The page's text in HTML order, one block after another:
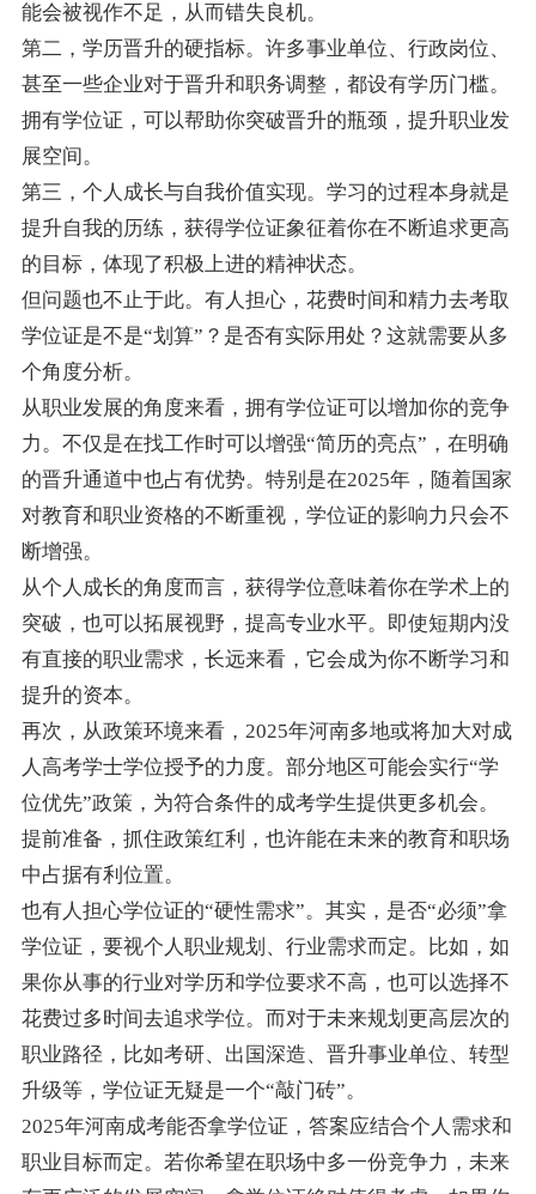
能会被视作不足，从而错失良机。
第二，学历晋升的硬指标。许多事业单位、行政岗位、
甚至一些企业对于晋升和职务调整，都设有学历门槛。
拥有学位证，可以帮助你突破晋升的瓶颈，提升职业发
展空间。
第三，个人成长与自我价值实现。学习的过程本身就是
提升自我的历练，获得学位证象征着你在不断追求更高
的目标，体现了积极上进的精神状态。
但问题也不止于此。有人担心，花费时间和精力去考取
学位证是不是“划算”？是否有实际用处？这就需要从多
个角度分析。
从职业发展的角度来看，拥有学位证可以增加你的竞争
力。不仅是在找工作时可以增强“简历的亮点”，在明确
的晋升通道中也占有优势。特别是在2025年，随着国家
对教育和职业资格的不断重视，学位证的影响力只会不
断增强。
从个人成长的角度而言，获得学位意味着你在学术上的
突破，也可以拓展视野，提高专业水平。即使短期内没
有直接的职业需求，长远来看，它会成为你不断学习和
提升的资本。
再次，从政策环境来看，2025年河南多地或将加大对成
人高考学士学位授予的力度。部分地区可能会实行“学
位优先”政策，为符合条件的成考学生提供更多机会。
提前准备，抓住政策红利，也许能在未来的教育和职场
中占据有利位置。
也有人担心学位证的“硬性需求”。其实，是否“必须”拿
学位证，要视个人职业规划、行业需求而定。比如，如
果你从事的行业对学历和学位要求不高，也可以选择不
花费过多时间去追求学位。而对于未来规划更高层次的
职业路径，比如考研、出国深造、晋升事业单位、转型
升级等，学位证无疑是一个“敲门砖”。
2025年河南成考能否拿学位证，答案应结合个人需求和
职业目标而定。若你希望在职场中多一份竞争力，未来